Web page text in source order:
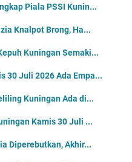
Piala PSSI Kunin...
Knalpot Brong, Ha...
Kuningan Semaki...
30 Juli 2026 Ada Empa...
Kuningan Ada di...
Kamis 30 Juli ...
Diperebutkan, Akhir...